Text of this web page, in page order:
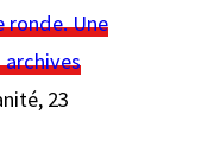
ronde. Une
archives
, 23